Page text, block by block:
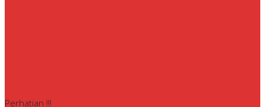
Perhatian !!!